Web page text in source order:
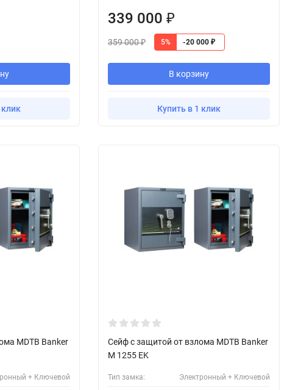
клик
339 000 ₽
359 000₽ 5% -20 000 ₽
В корзину
Купить в 1 клик
MDTB Banker
+ Ключевой
Сейф с защитой от взлома MDTB Banker
M 1255 EK
Тип замка: Электронный + Ключевой